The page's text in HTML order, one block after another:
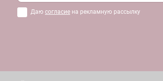
Даю согласие на рекламную рассылку